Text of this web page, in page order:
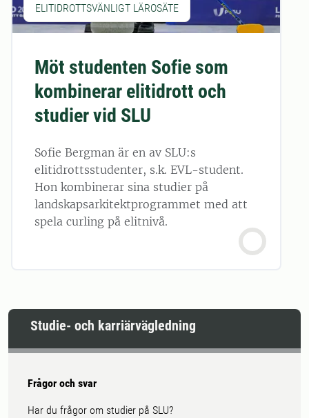
ELITIDROTTSVÄNLIGT LÄROSÄTE
Möt studenten Sofie som
kombinerar elitidrott och
studier vid SLU
Sofie Bergman är en av SLU:s
elitidrottsstudenter, s.k. EVL-student.
Hon kombinerar sina studier på
landskapsarkitektprogrammet med att
spela curling på elitnivå.
Studie- och karriärvägledning
Frågor och svar
Har du frågor om studier på SLU?